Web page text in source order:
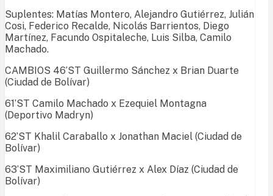
Suplentes: Matías Montero, Alejandro Gutiérrez, Julián
Cosi, Federico Recalde, Nicolás Barrientos, Diego
Martínez, Facundo Ospitaleche, Luis Silba, Camilo
Machado.
CAMBIOS 46’ST Guillermo Sánchez x Brian Duarte
(Ciudad de Bolívar)
61’ST Camilo Machado x Ezequiel Montagna
(Deportivo Madryn)
62’ST Khalil Caraballo x Jonathan Maciel (Ciudad de
Bolívar)
63’ST Maximiliano Gutiérrez x Alex Díaz (Ciudad de
Bolívar)